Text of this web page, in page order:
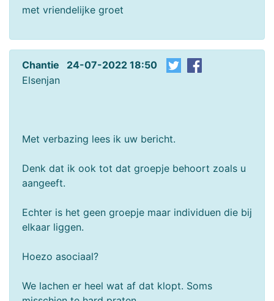
met vriendelijke groet
Chantie 24-07-2022 18:50
Elsenjan
Met verbazing lees ik uw bericht.
Denk dat ik ook tot dat groepje behoort zoals u
aangeeft.
Echter is het geen groepje maar individuen die bij
elkaar liggen.
Hoezo asociaal?
We lachen er heel wat af dat klopt. Soms